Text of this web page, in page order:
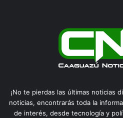
¡No te pierdas las últimas noticias
noticias, encontrarás toda la
de interés, desde tecnología y